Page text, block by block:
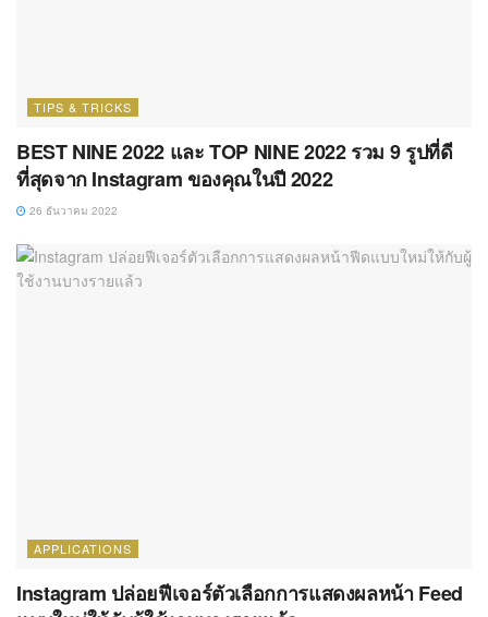
TIPS & TRICKS
BEST NINE 2022 และ TOP NINE 2022 รวม 9 รูปที่ดี
ที่สุดจาก Instagram ของคุณในปี 2022
26 ธันวาคม 2022
APPLICATIONS
Instagram ปล่อยฟีเจอร์ตัวเลือกการแสดงผลหน้า Feed